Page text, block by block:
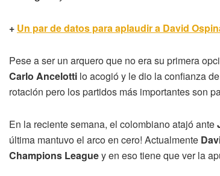
+ Un par de datos para aplaudir a David
Pese a ser un arquero que no era su primera
Carlo Ancelotti lo acogió y le dio la confianza
rotación pero los partidos más importantes son
En la reciente semana, el colombiano atajó ante
última mantuvo el arco en cero! Actualmente
Champions Leaguey en eso tiene que ver la